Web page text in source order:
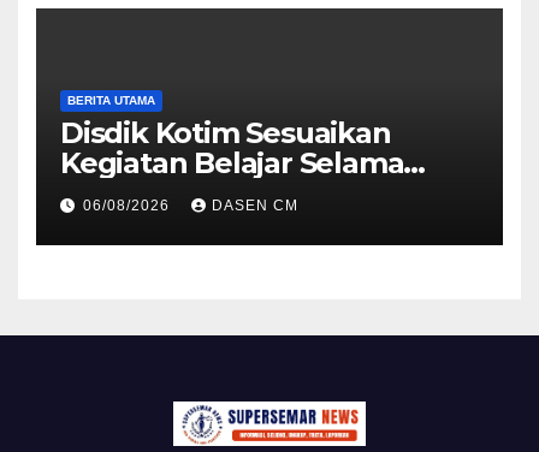
BERITA UTAMA
Disdik Kotim Sesuaikan
Kegiatan Belajar Selama
Musim Kemarau
06/08/2026 DASEN CM